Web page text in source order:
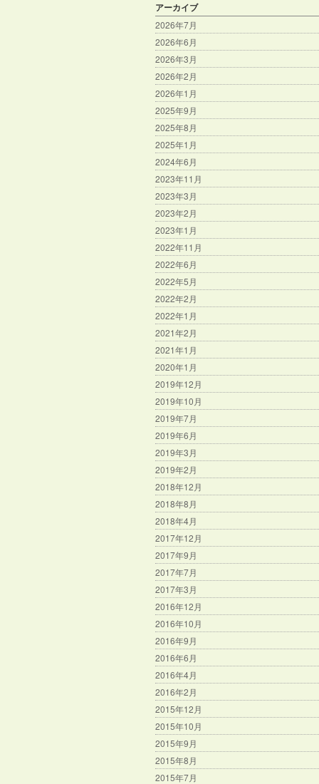
アーカイブ
2026年7月
2026年6月
2026年3月
2026年2月
2026年1月
2025年9月
2025年8月
2025年1月
2024年6月
2023年11月
2023年3月
2023年2月
2023年1月
2022年11月
2022年6月
2022年5月
2022年2月
2022年1月
2021年2月
2021年1月
2020年1月
2019年12月
2019年10月
2019年7月
2019年6月
2019年3月
2019年2月
2018年12月
2018年8月
2018年4月
2017年12月
2017年9月
2017年7月
2017年3月
2016年12月
2016年10月
2016年9月
2016年6月
2016年4月
2016年2月
2015年12月
2015年10月
2015年9月
2015年8月
2015年7月